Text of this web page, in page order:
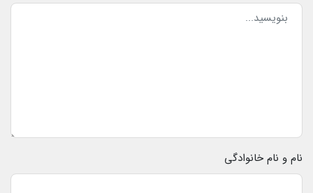
نام و نام خانوادگی